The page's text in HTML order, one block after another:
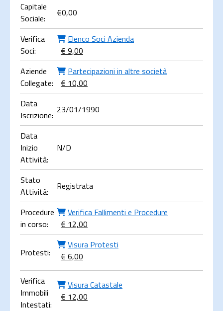
Capitale
Sociale:
€0,00
Verifica
Soci:
Elenco Soci Azienda
€ 9,00
Aziende
Collegate:
Partecipazioni in altre società
€ 10,00
Data
Iscrizione: 23/01/1990
Data
Inizio
Attività:
N/D
Stato
Attività:
Registrata
Procedure
in corso:
Verifica Fallimenti e Procedure
€ 12,00
Protesti:
Visura Protesti
€ 6,00
Verifica
Immobili
Intestati:
Visura Catastale
€ 12,00